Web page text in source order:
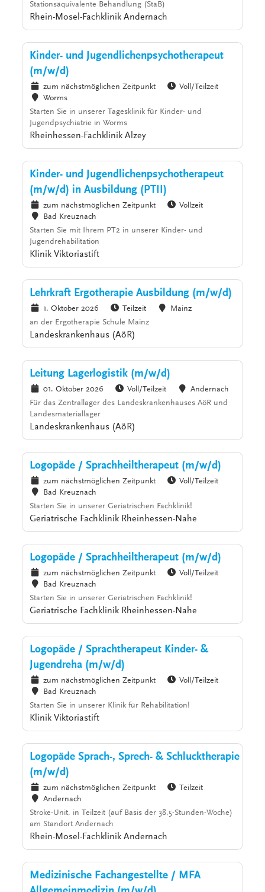
Stationsäquivalente Behandlung (StäB)
Rhein-Mosel-Fachklinik Andernach
Kinder- und Jugendlichenpsychotherapeut
(m/w/d)
zum nächstmöglichen Zeitpunkt
Voll/Teilzeit
Worms
Starten Sie in unserer Tagesklinik für Kinder- und
Jugendpsychiatrie in Worms
Rheinhessen-Fachklinik Alzey
Kinder- und Jugendlichenpsychotherapeut
(m/w/d) in Ausbildung (PTII)
zum nächstmöglichen Zeitpunkt
Vollzeit
Bad Kreuznach
Starten Sie mit Ihrem PT2 in unserer Kinder- und
Jugendrehabilitation
Klinik Viktoriastift
Lehrkraft Ergotherapie Ausbildung (m/w/d)
1. Oktober 2026 Teilzeit
Mainz
an der Ergotherapie Schule Mainz
Landeskrankenhaus (AöR)
Leitung Lagerlogistik (m/w/d)
01. Oktober 2026 Voll/Teilzeit
Andernach
Für das Zentrallager des Landeskrankenhauses AöR und
Landesmateriallager
Landeskrankenhaus (AöR)
Logopäde / Sprachheiltherapeut (m/w/d)
zum nächstmöglichen Zeitpunkt
Voll/Teilzeit
Bad Kreuznach
Starten Sie in unserer Geriatrischen Fachklinik!
Geriatrische Fachklinik Rheinhessen-Nahe
Logopäde / Sprachheiltherapeut (m/w/d)
zum nächstmöglichen Zeitpunkt
Voll/Teilzeit
Bad Kreuznach
Starten Sie in unserer Geriatrischen Fachklinik!
Geriatrische Fachklinik Rheinhessen-Nahe
Logopäde / Sprachtherapeut Kinder- &
Jugendreha (m/w/d)
zum nächstmöglichen Zeitpunkt
Voll/Teilzeit
Bad Kreuznach
Starten Sie in unserer Klinik für Rehabilitation!
Klinik Viktoriastift
Logopäde Sprach-, Sprech- & Schlucktherapie
(m/w/d)
zum nächstmöglichen Zeitpunkt
Teilzeit
Andernach
Stroke-Unit, in Teilzeit (auf Basis der 38,5-Stunden-Woche)
am Standort Andernach
Rhein-Mosel-Fachklinik Andernach
Medizinische Fachangestellte / MFA